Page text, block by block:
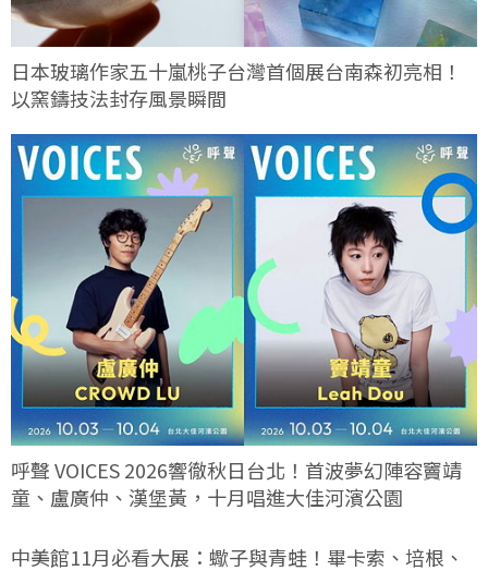
日本玻璃作家五十嵐桃子台灣首個展台南森初亮相！
以窯鑄技法封存風景瞬間
呼聲 VOICES 2026響徹秋日台北！首波夢幻陣容竇靖
童、盧廣仲、漢堡黃，十月唱進大佳河濱公園